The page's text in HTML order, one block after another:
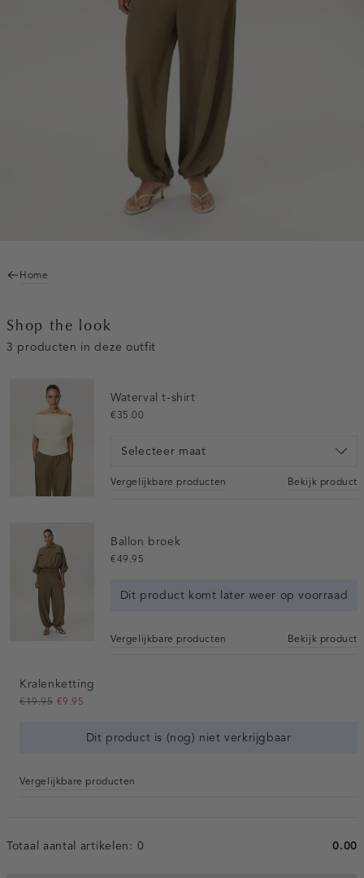
Home
Shop the look
3 producten in deze outfit
Waterval t-shirt
€35.00
Selecteer maat
Vergelijkbare producten Bekijk product
Ballon broek
€49.95
Dit product komt later weer op voorraad
Vergelijkbare producten Bekijk product
Kralenketting
€19.95 €9.95
Dit product is (nog) niet verkrijgbaar
Vergelijkbare producten
Totaal aantal artikelen: 0 0.00